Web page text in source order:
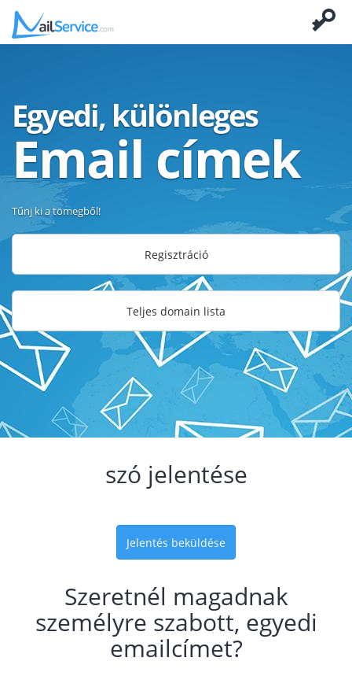
Egyedi, különleges
Email címek
Tűnj ki a tömegből!
Regisztráció
Teljes domain lista
szó jelentése
Jelentés beküldése
Szeretnél magadnak
személyre szabott, egyedi
emailcímet?